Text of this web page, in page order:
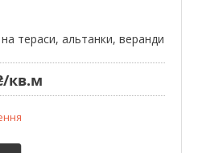
на тераси, альтанки, веранди
кв.м